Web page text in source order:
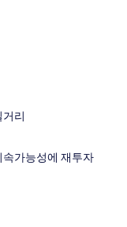
리
속가능성에 재투자